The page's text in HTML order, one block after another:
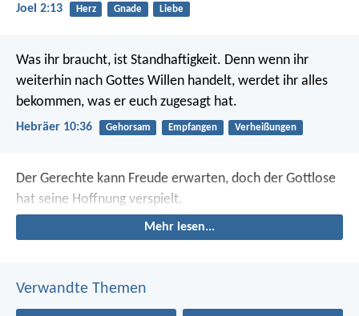
Joel 2:13 Herz Gnade Liebe
Was ihr braucht, ist Standhaftigkeit. Denn wenn ihr
weiterhin nach Gottes Willen handelt, werdet ihr alles
bekommen, was er euch zugesagt hat.
Hebräer 10:36 Gehorsam Empfangen Verheißungen
Der Gerechte kann Freude erwarten, doch der Gottlose
hat seine Hoffnung verspielt.
Mehr lesen...
Verwandte Themen